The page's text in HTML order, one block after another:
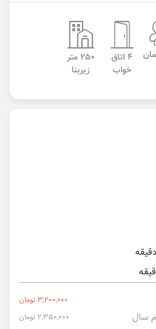
4 اتاق
خواب
250 متر
زیربنا
3,200,000 تومان
2,350,000 تومان